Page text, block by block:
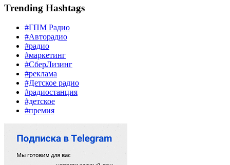
Trending Hashtags
#ГПМ Радио
#Авторадио
#радио
#маркетинг
#СберЛизинг
#реклама
#Детское радио
#радиостанция
#детское
#премия